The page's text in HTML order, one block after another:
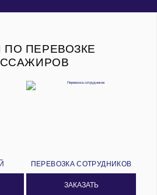
ПО ПЕРЕВОЗКЕ
ПЕРЕВОЗКА СОТРУДНИКОВ
ЗАКАЗАТЬ